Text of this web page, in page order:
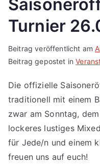
Turnier
Beitrag veröffentlicht am
Beitrag gepostet in
Die offizielle
traditionell mit einem
zwar am Sonntag,
lockeres lustiges
für Jede/n und einem
freuen uns auf euch!